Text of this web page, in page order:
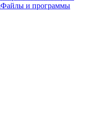
Файлы и программы